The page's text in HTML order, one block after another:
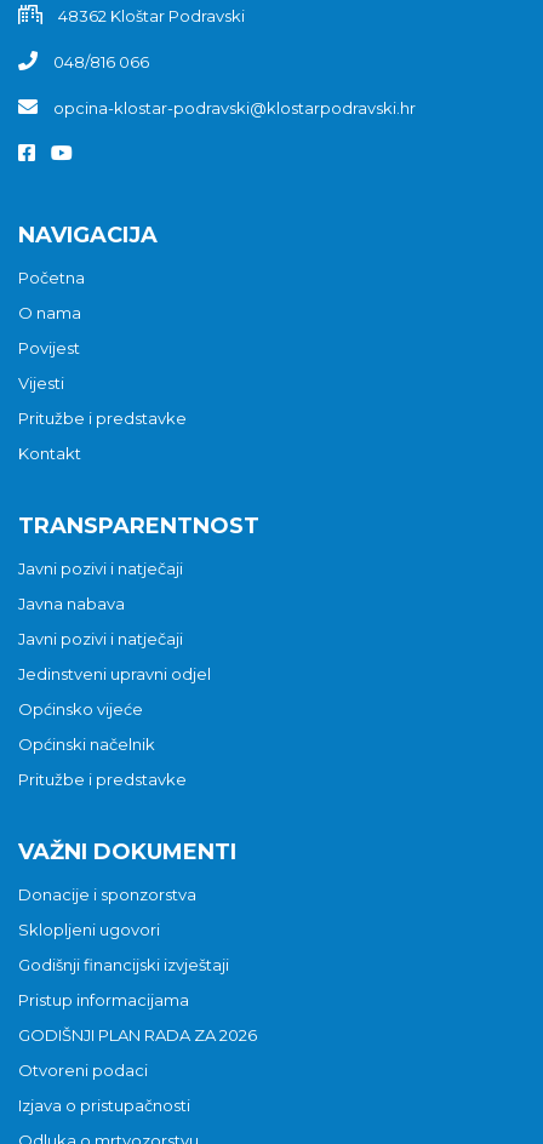
48362 Kloštar Podravski
048/816 066
opcina-klostar-podravski@klostarpodravski.hr
NAVIGACIJA
Početna
O nama
Povijest
Vijesti
Pritužbe i predstavke
Kontakt
TRANSPARENTNOST
Javni pozivi i natječaji
Javna nabava
Javni pozivi i natječaji
Jedinstveni upravni odjel
Općinsko vijeće
Općinski načelnik
Pritužbe i predstavke
VAŽNI DOKUMENTI
Donacije i sponzorstva
Sklopljeni ugovori
Godišnji financijski izvještaji
Pristup informacijama
GODIŠNJI PLAN RADA ZA 2026
Otvoreni podaci
Izjava o pristupačnosti